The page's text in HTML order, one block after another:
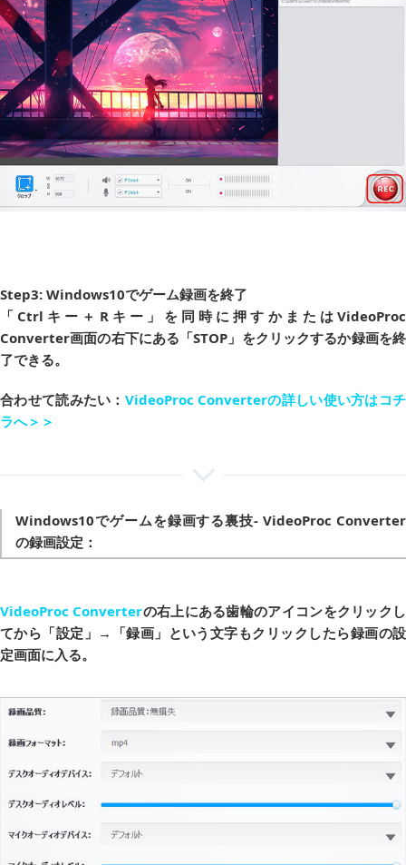
Step3: Windows10でゲーム録画を終了
「Ctrlキー＋Rキー」を同時に押すかまたはVideoProc
Converter画面の右下にある「STOP」をクリックするか録画を終
了できる。
合わせて読みたい： VideoProc Converterの詳しい使い方はコチ
ラへ＞＞
Windows10でゲームを録画する裏技- VideoProc Converter
の録画設定：
VideoProc Converterの右上にある歯輪のアイコンをクリックし
てから「設定」→「録画」という文字もクリックしたら録画の設
定画面に入る。